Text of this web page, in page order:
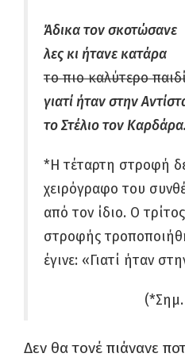
Άδικα τον σκοτώσανε
λες κι ήτανε κατάρα
το πιο καλύτερο
γιατί ήταν στην
το Στέλιο τον Καρδάρα.
*Η τέταρτη στροφή
χειρόγραφο του
από τον ίδιο. Ο
στροφής
έγινε: «Γιατί ήταν
Δεν θα τονέ πιάνανε